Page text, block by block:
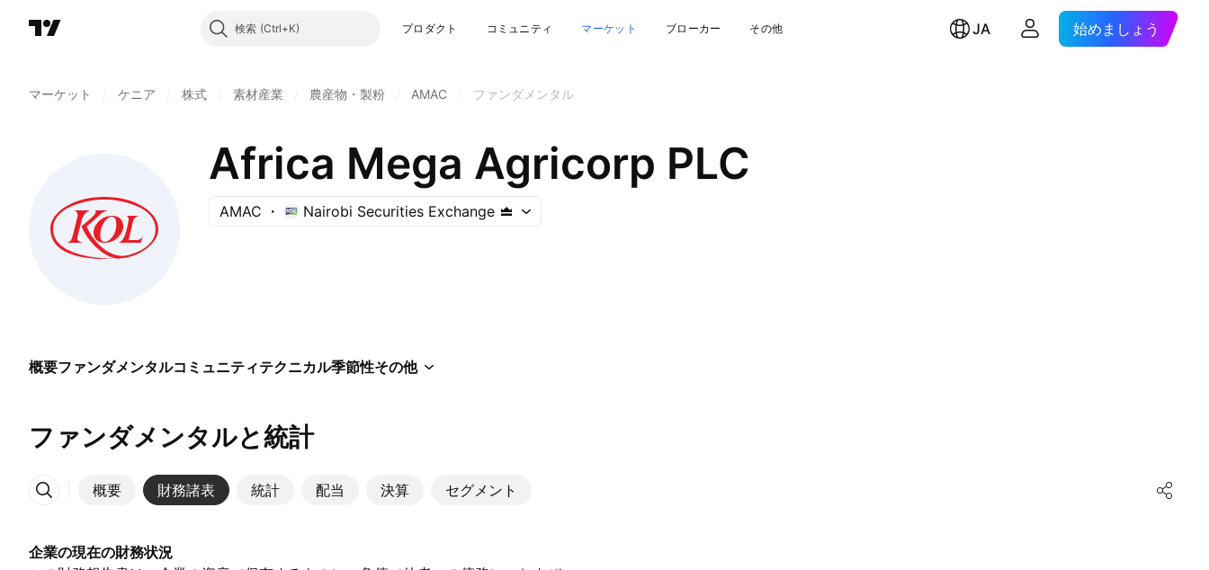
検索 プロダクト コミュニティ マーケット ブローカー その他 JA 始めましょう
マーケット ケニア 株式 素材産業 農産物・製粉 AMAC ファンダメンタル
Africa Mega Agricorp PLC
AMAC Nairobi Securities Exchange
概要ファンダメンタルコミュニティテクニカル季節性その他
ファンダメンタルと統計
概要 財務諸表 統計 配当 決算 セグメント
その他
企業の現在の財務状況